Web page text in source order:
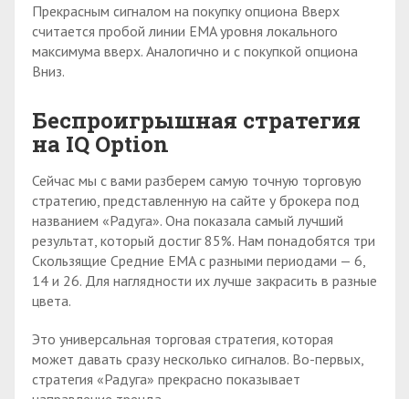
Прекрасным сигналом на покупку опциона Вверх
считается пробой линии EMA уровня локального
максимума вверх. Аналогично и с покупкой опциона
Вниз.
Беспроигрышная стратегия
на IQ Option
Сейчас мы с вами разберем самую точную торговую
стратегию, представленную на сайте у брокера под
названием «Радуга». Она показала самый лучший
результат, который достиг 85%. Нам понадобятся три
Скользящие Средние EMA с разными периодами — 6,
14 и 26. Для наглядности их лучше закрасить в разные
цвета.
Это универсальная торговая стратегия, которая
может давать сразу несколько сигналов. Во-первых,
стратегия «Радуга» прекрасно показывает